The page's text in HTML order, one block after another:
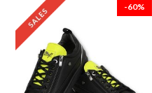
-60%